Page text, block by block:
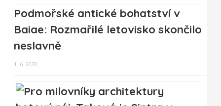
Podmořské antické bohatství v
Baiae: Rozmařilé letovisko skončilo
neslavně
1. 6. 2020